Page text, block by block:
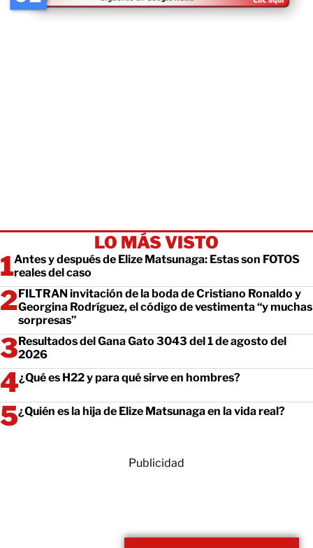
LO MÁS VISTO
Antes y después de Elize Matsunaga: Estas son FOTOS
reales del caso
FILTRAN invitación de la boda de Cristiano Ronaldo y
Georgina Rodríguez, el código de vestimenta “y muchas
sorpresas”
Resultados del Gana Gato 3043 del 1 de agosto del
2026
¿Qué es H22 y para qué sirve en hombres?
¿Quién es la hija de Elize Matsunaga en la vida real?
Publicidad